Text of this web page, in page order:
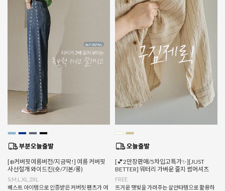
[❄️커버핏여름버전/지금딱!] 여름 커버핏
사선절개 와이드진(숏/기본/롱)
S,M,L,XL,2XL
베스트 아이템으로 인증받은 커버핏 팬츠가 여
[💕2만장판매/5차입고특가✨][JUST
BETTER] 워터리 가벼운 줄지 썸머셔츠
FREE
뜨거운 햇빛을 가려주는 살안타템으로 활용하